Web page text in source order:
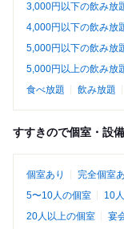
3,000円以下の飲み放
4,000円以下の飲み放
5,000円以下の飲み放
5,000円以上の飲み放
食べ放題
飲み放題
すすきので個室・設
個室あり 完全個室
5〜10人の個室
10
20人以上の個室
宴